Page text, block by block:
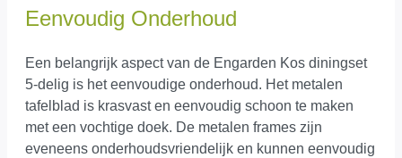
Eenvoudig Onderhoud
Een belangrijk aspect van de Engarden Kos diningset
5-delig is het eenvoudige onderhoud. Het metalen
tafelblad is krasvast en eenvoudig schoon te maken
met een vochtige doek. De metalen frames zijn
eveneens onderhoudsvriendelijk en kunnen eenvoudig